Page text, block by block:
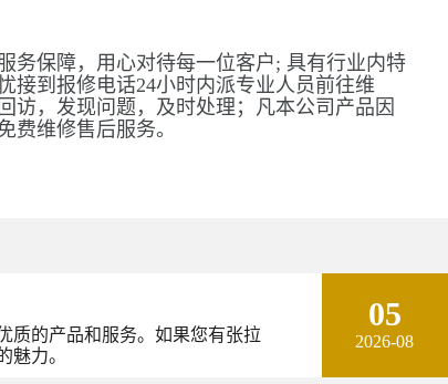
务保障，用心对待每一位客户; 具有行业内特
接到报修电话24小时内派专业人员前往维
访，发现问题，及时处理；凡本公司产品因
费维修售后服务。
质的产品和服务。如果您有张拉
魅力。
05
2026-08